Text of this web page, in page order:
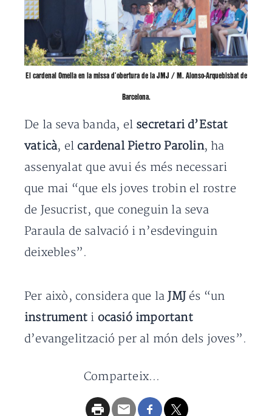
El cardenal Omella en la missa d’obertura de la JMJ / M. Alonso-Arquebisbat de
Barcelona.
De la seva banda, el secretari d’Estat
vaticà, el cardenal Pietro Parolin, ha
assenyalat que avui és més necessari
que mai “que els joves trobin el rostre
de Jesucrist, que coneguin la seva
Paraula de salvació i n’esdevinguin
deixebles”.
Per això, considera que la JMJ és “un
instrument i ocasió important
d’evangelització per al món dels joves”.
Comparteix...